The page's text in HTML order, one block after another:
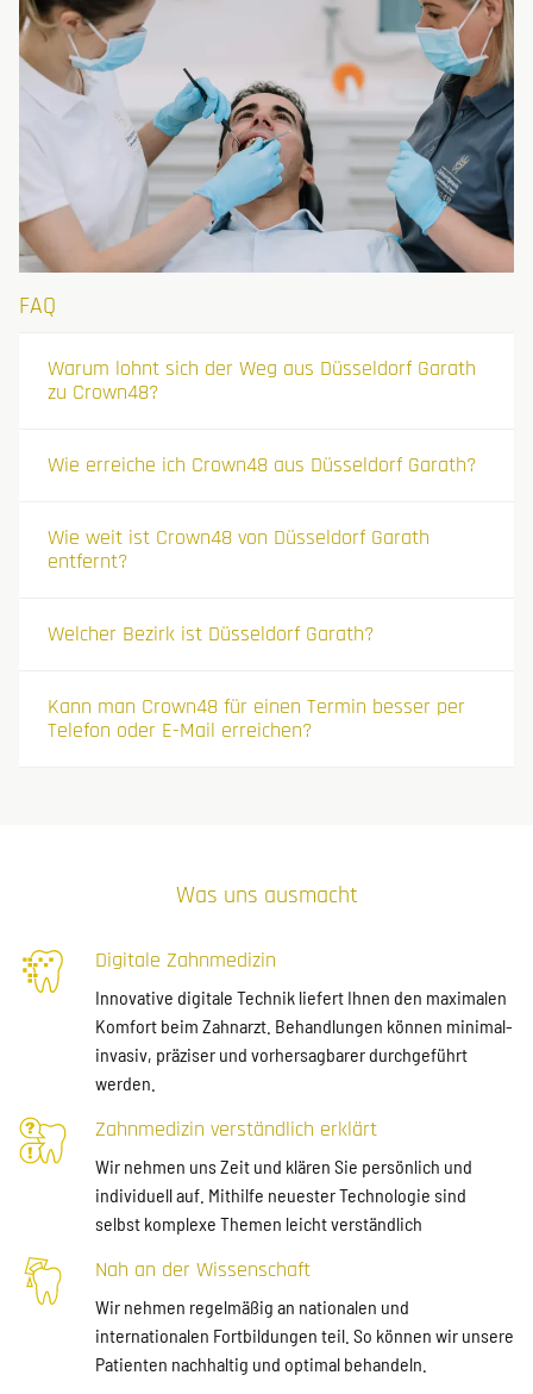
FAQ
Warum lohnt sich der Weg aus Düsseldorf Garath
zu Crown48?
Wie erreiche ich Crown48 aus Düsseldorf Garath?
Wie weit ist Crown48 von Düsseldorf Garath
entfernt?
Welcher Bezirk ist Düsseldorf Garath?
Kann man Crown48 für einen Termin besser per
Telefon oder E-Mail erreichen?
Was uns ausmacht
Digitale Zahnmedizin
Innovative digitale Technik liefert Ihnen den maximalen
Komfort beim Zahnarzt. Behandlungen können minimal-
invasiv, präziser und vorhersagbarer durchgeführt
werden.
Zahnmedizin verständlich erklärt
Wir nehmen uns Zeit und klären Sie persönlich und
individuell auf. Mithilfe neuester Technologie sind
selbst komplexe Themen leicht verständlich
Nah an der Wissenschaft
Wir nehmen regelmäßig an nationalen und
internationalen Fortbildungen teil. So können wir unsere
Patienten nachhaltig und optimal behandeln.